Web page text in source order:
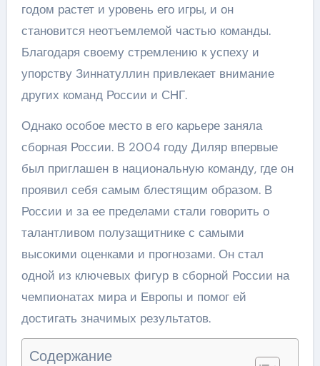
годом растет и уровень его игры, и он
становится неотъемлемой частью команды.
Благодаря своему стремлению к успеху и
упорству Зиннатуллин привлекает внимание
других команд России и СНГ.
Однако особое место в его карьере заняла
сборная России. В 2004 году Диляр впервые
был приглашен в национальную команду, где он
проявил себя самым блестящим образом. В
России и за ее пределами стали говорить о
талантливом полузащитнике с самыми
высокими оценками и прогнозами. Он стал
одной из ключевых фигур в сборной России на
чемпионатах мира и Европы и помог ей
достигать значимых результатов.
Содержание